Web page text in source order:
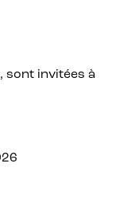
sont invitées à